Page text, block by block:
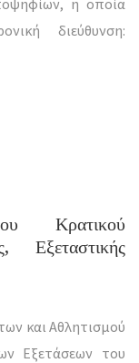
η οποία
διεύθυνση:
Κρατικού
Εξεταστικής
και Αθλητισμού
Εξετάσεων του